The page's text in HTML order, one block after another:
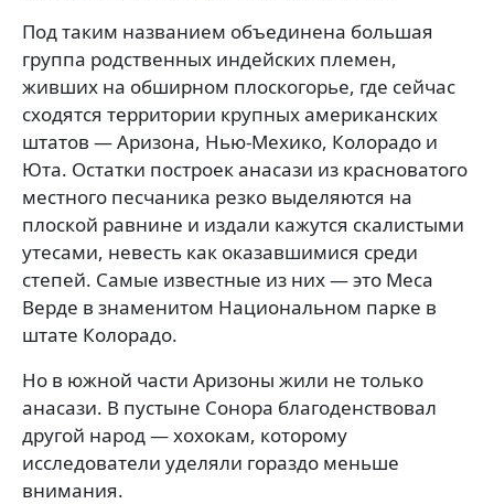
Под таким названием объединена большая
группа родственных индейских племен,
живших на обширном плоскогорье, где сейчас
сходятся территории крупных американских
штатов — Аризона, Нью-Мехико, Колорадо и
Юта. Остатки построек анасази из красноватого
местного песчаника резко выделяются на
плоской равнине и издали кажутся скалистыми
утесами, невесть как оказавшимися среди
степей. Самые известные из них — это Меса
Верде в знаменитом Национальном парке в
штате Колорадо.
Но в южной части Аризоны жили не только
анасази. В пустыне Сонора благоденствовал
другой народ — хохокам, которому
исследователи уделяли гораздо меньше
внимания.